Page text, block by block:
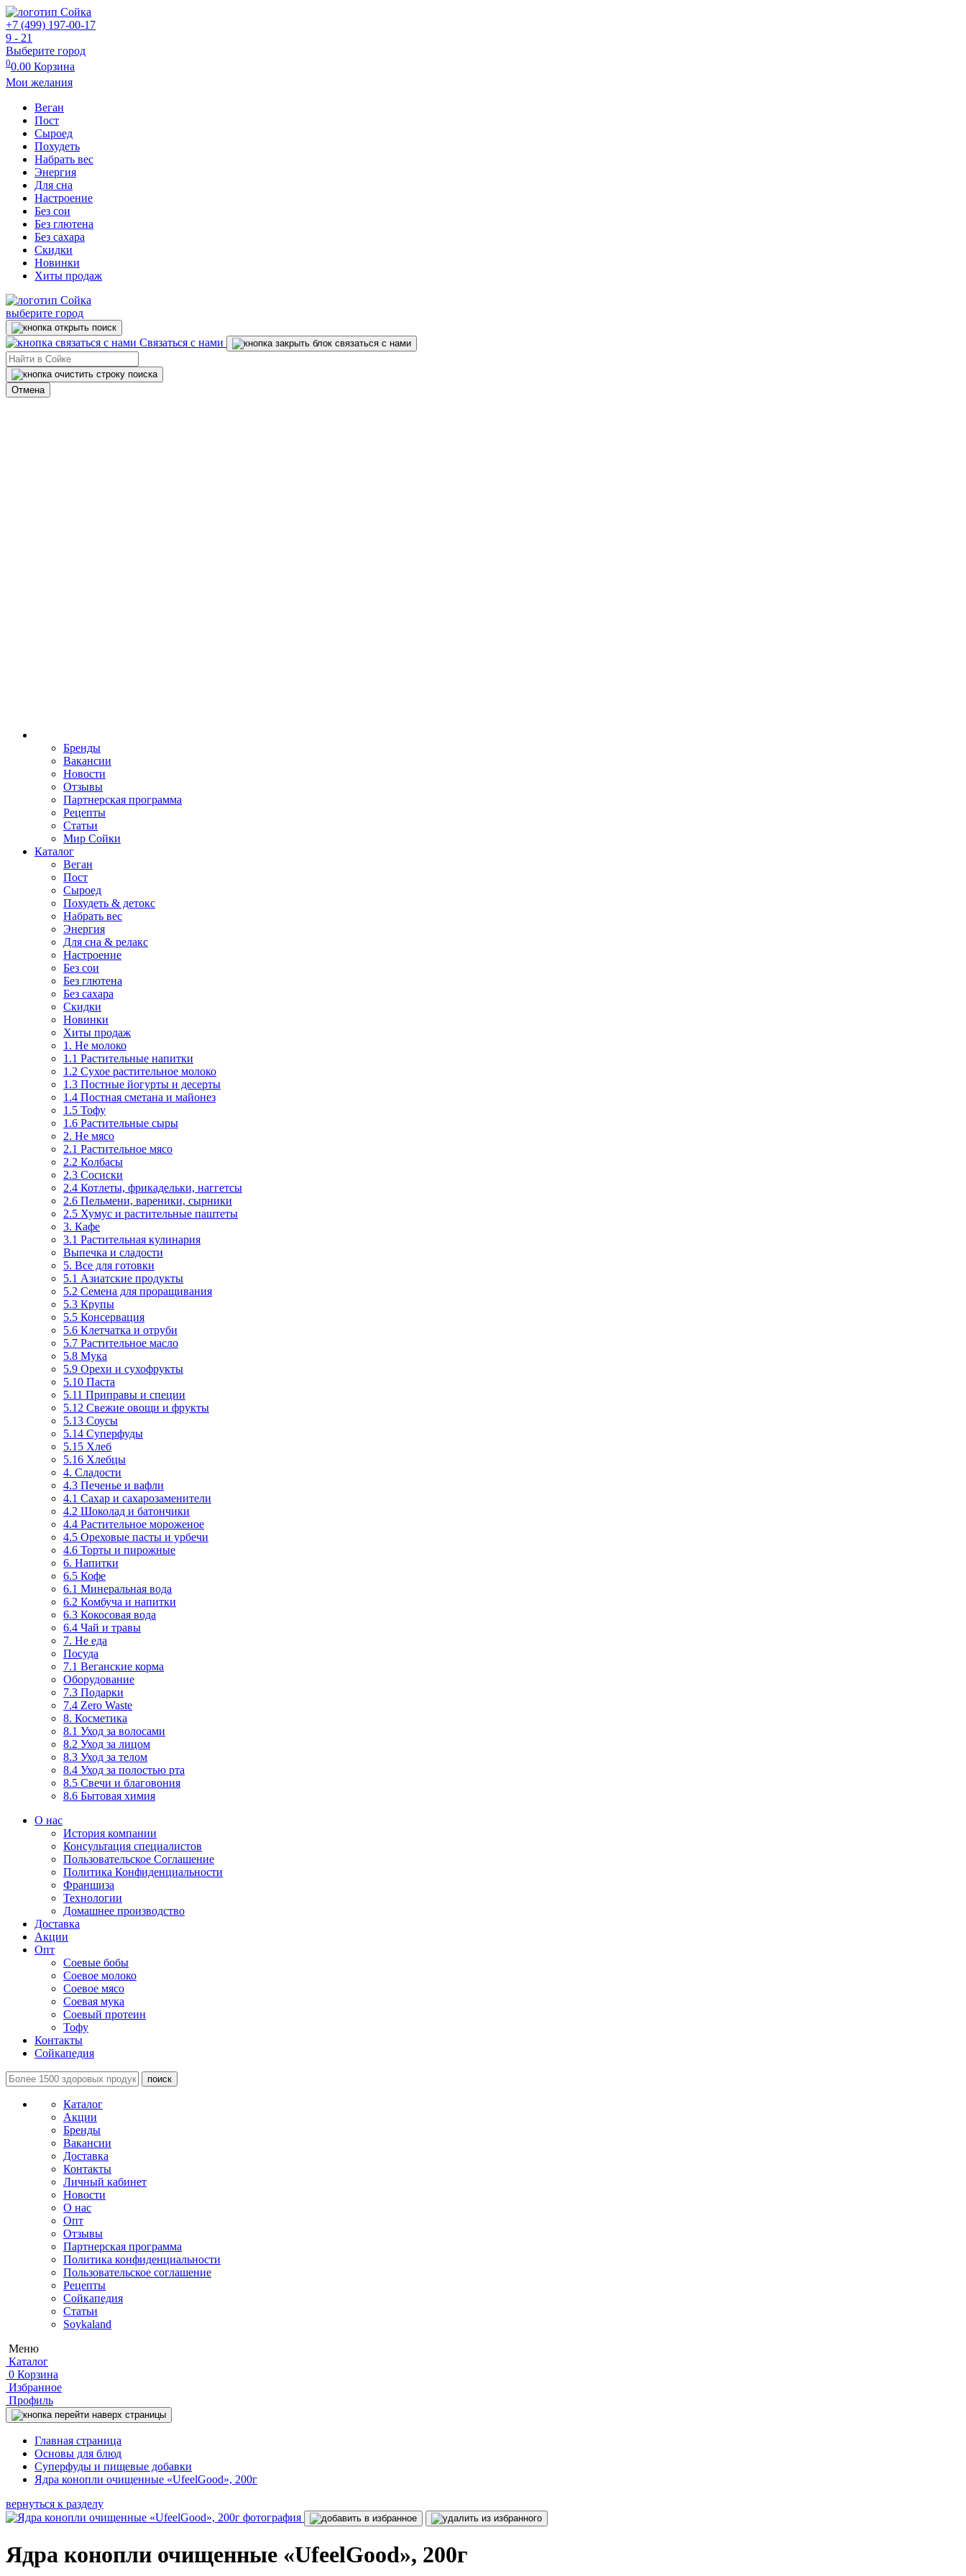
+7 (499) 197-00-17
9 - 21
Выберите город
00.00 Корзина
Мои желания
Веган
Пост
Сыроед
Похудеть
Набрать вес
Энергия
Для сна
Настроение
Без сои
Без глютена
Без сахара
Скидки
Новинки
Хиты продаж
выберите город
Связаться с нами
Отмена
Бренды
Вакансии
Новости
Отзывы
Партнерская программа
Рецепты
Статьи
Мир Сойки
Каталог
Веган
Пост
Сыроед
Похудеть & детокс
Набрать вес
Энергия
Для сна & релакс
Настроение
Без сои
Без глютена
Без сахара
Скидки
Новинки
Хиты продаж
1. Не молоко
1.1 Растительные напитки
1.2 Сухое растительное молоко
1.3 Постные йогурты и десерты
1.4 Постная сметана и майонез
1.5 Тофу
1.6 Растительные сыры
2. Не мясо
2.1 Растительное мясо
2.2 Колбасы
2.3 Сосиски
2.4 Котлеты, фрикадельки, наггетсы
2.6 Пельмени, вареники, сырники
2.5 Хумус и растительные паштеты
3. Кафе
3.1 Растительная кулинария
Выпечка и сладости
5. Все для готовки
5.1 Азиатские продукты
5.2 Семена для проращивания
5.3 Крупы
5.5 Консервация
5.6 Клетчатка и отруби
5.7 Растительное масло
5.8 Мука
5.9 Орехи и сухофрукты
5.10 Паста
5.11 Приправы и специи
5.12 Свежие овощи и фрукты
5.13 Соусы
5.14 Суперфуды
5.15 Хлеб
5.16 Хлебцы
4. Сладости
4.3 Печенье и вафли
4.1 Сахар и сахарозаменители
4.2 Шоколад и батончики
4.4 Растительное мороженое
4.5 Ореховые пасты и урбечи
4.6 Торты и пирожные
6. Напитки
6.5 Кофе
6.1 Минеральная вода
6.2 Комбуча и напитки
6.3 Кокосовая вода
6.4 Чай и травы
7. Не еда
Посуда
7.1 Веганские корма
Оборудование
7.3 Подарки
7.4 Zero Waste
8. Косметика
8.1 Уход за волосами
8.2 Уход за лицом
8.3 Уход за телом
8.4 Уход за полостью рта
8.5 Свечи и благовония
8.6 Бытовая химия
О нас
История компании
Консультация специалистов
Пользовательское Соглашение
Политика Конфиденциальности
Франшиза
Технологии
Домашнее производство
Доставка
Акции
Опт
Соевые бобы
Соевое молоко
Соевое мясо
Соевая мука
Соевый протеин
Тофу
Контакты
Сойкапедия
поиск
Каталог
Акции
Бренды
Вакансии
Доставка
Контакты
Личный кабинет
Новости
О нас
Опт
Отзывы
Партнерская программа
Политика конфиденциальности
Пользовательское соглашение
Рецепты
Сойкапедия
Статьи
Soykaland
Меню
Каталог
0 Корзина
Избранное
Профиль
Главная страница
Основы для блюд
Суперфуды и пищевые добавки
Ядра конопли очищенные «UfeelGood», 200г
вернуться к разделу
Ядра конопли очищенные «UfeelGood», 200г